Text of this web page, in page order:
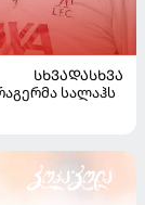
ᲡᲮᲕᲐᲓᲐᲡᲮᲕᲐ
სალაჰს